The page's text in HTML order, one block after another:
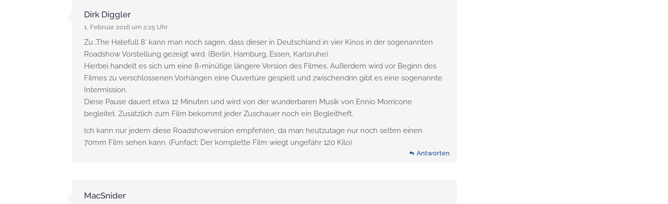
Dirk Diggler
1. Februar 2016 um 2:25 Uhr
Zu ‚The Hatefull 8‘ kann man noch sagen, dass dieser in Deutschland in vier Kinos in der sogenannten
Roadshow Vorstellung gezeigt wird. (Berlin, Hamburg, Essen, Karlsruhe)
Hierbei handelt es sich um eine 8-minütige längere Version des Filmes. Außerdem wird vor Beginn des
Filmes zu verschlossenen Vorhängen eine Ouvertüre gespielt und zwischendrin gibt es eine sogenannte
Intermission.
Diese Pause dauert etwa 12 Minuten und wird von der wunderbaren Musik von Ennio Morricone
begleitet. Zusätzlich zum Film bekommt jeder Zuschauer noch ein Begleitheft.
Ich kann nur jedem diese Roadshowversion empfehlen, da man heutzutage nur noch selten einen
70mm Film sehen kann. (Funfact: Der komplette Film wiegt ungefähr 120 Kilo)
Antworten
MacSnider